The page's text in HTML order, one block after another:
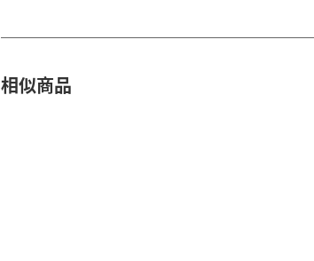
相似商品